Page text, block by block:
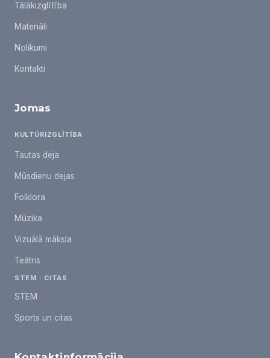
Tālākizglītība
Materiāli
Nolikumi
Kontakti
Jomas
KULTŪRIZGLĪTĪBA
Tautas deja
Mūsdienu dejas
Folklora
Mūzika
Vizuālā māksla
Teātris
STEM · CITAS
STEM
Sports un citas